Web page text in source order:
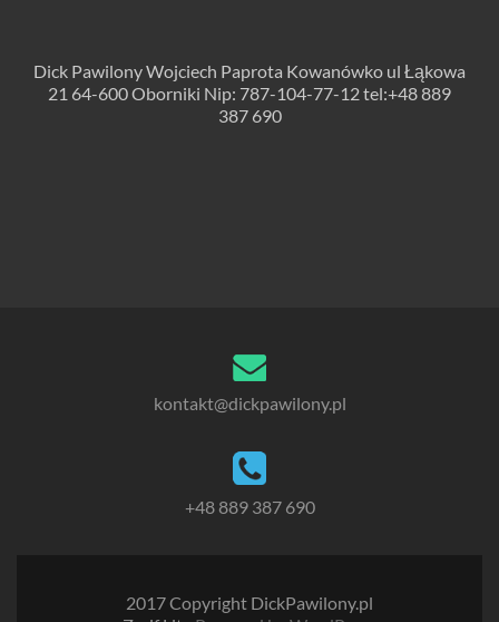
Dick Pawilony Wojciech Paprota Kowanówko ul Łąkowa
21 64-600 Oborniki Nip: 787-104-77-12 tel:+48 889
387 690
kontakt@dickpawilony.pl
+48 889 387 690
2017 Copyright DickPawilony.pl